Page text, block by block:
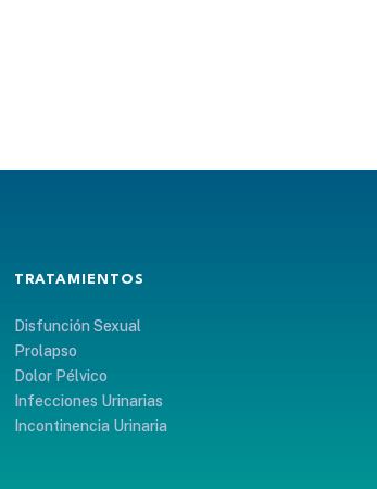
TRATAMIENTOS
Disfunción Sexual
Prolapso
Dolor Pélvico
Infecciones Urinarias
Incontinencia Urinaria